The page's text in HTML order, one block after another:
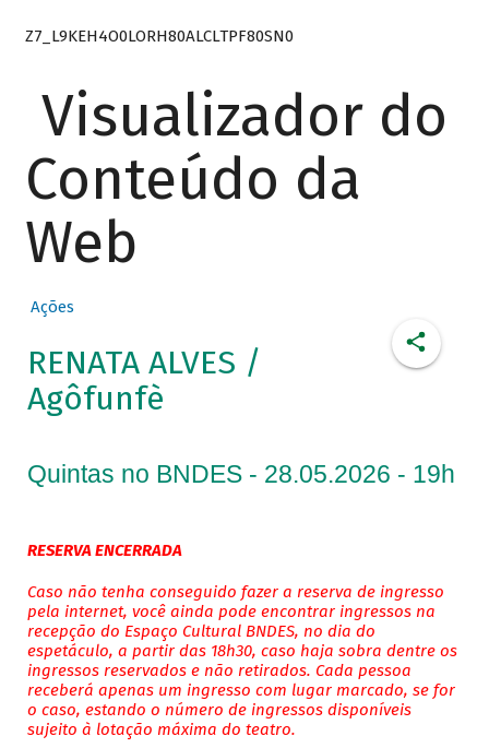
Z7_L9KEH4O0LORH80ALCLTPF80SN0
Visualizador do
Conteúdo da
Web
Ações
RENATA ALVES /
Agôfunfè
Quintas no BNDES - 28.05.2026 - 19h
RESERVA ENCERRADA
Caso não tenha conseguido fazer a reserva de ingresso
pela internet, você ainda pode encontrar ingressos na
recepção do Espaço Cultural BNDES, no dia do
espetáculo, a partir das 18h30, caso haja sobra dentre os
ingressos reservados e não retirados. Cada pessoa
receberá apenas um ingresso com lugar marcado, se for
o caso, estando o número de ingressos disponíveis
sujeito à lotação máxima do teatro.